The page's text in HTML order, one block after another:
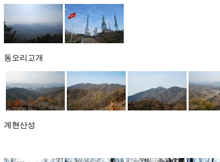
동오리고개
계현산성